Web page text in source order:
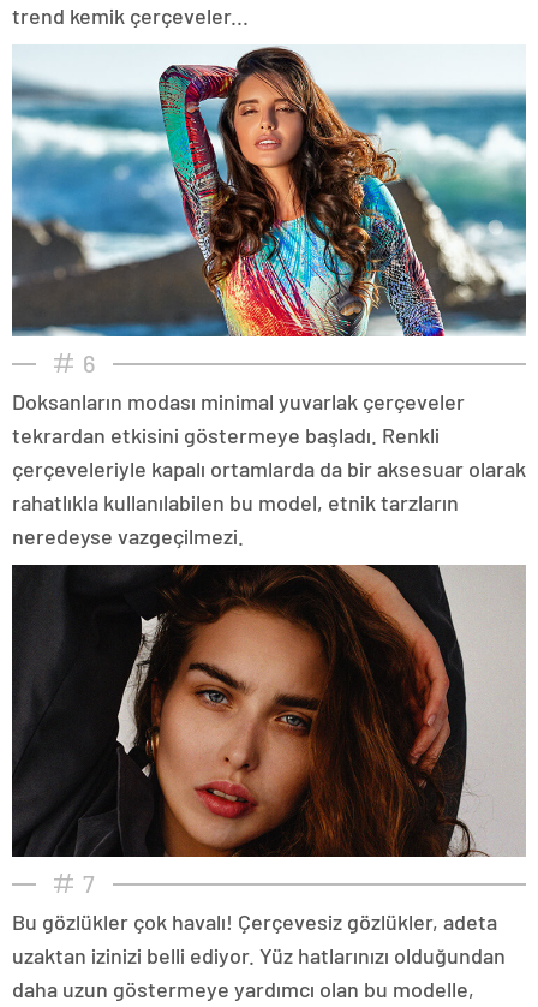
trend kemik çerçeveler...
6
Doksanların modası minimal yuvarlak çerçeveler
tekrardan etkisini göstermeye başladı. Renkli
çerçeveleriyle kapalı ortamlarda da bir aksesuar olarak
rahatlıkla kullanılabilen bu model, etnik tarzların
neredeyse vazgeçilmezi.
7
Bu gözlükler çok havalı! Çerçevesiz gözlükler, adeta
uzaktan izinizi belli ediyor. Yüz hatlarınızı olduğundan
daha uzun göstermeye yardımcı olan bu modelle,